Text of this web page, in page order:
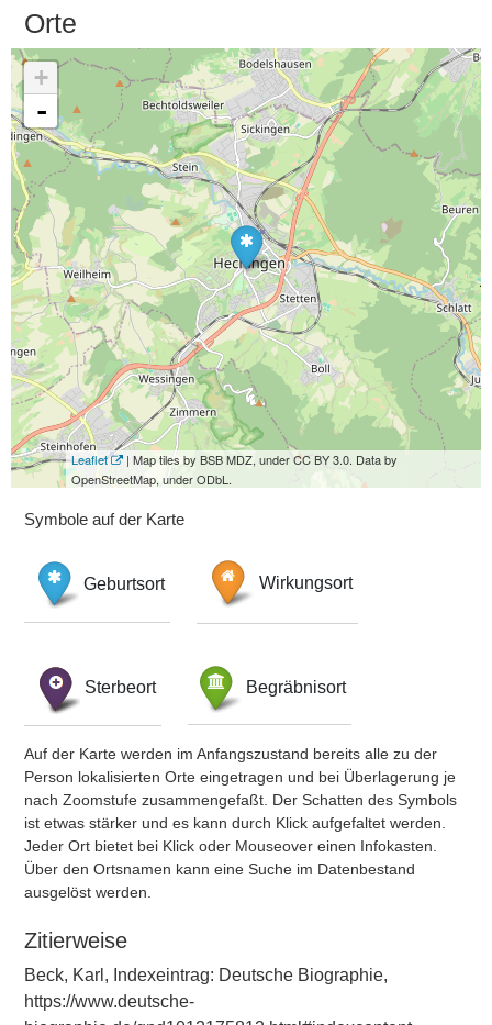
Orte
+
-
Leaflet
| Map tiles by BSB MDZ, under CC BY 3.0. Data by
OpenStreetMap, under ODbL.
Symbole auf der Karte
Geburtsort Wirkungsort
Sterbeort Begräbnisort
Auf der Karte werden im Anfangszustand bereits alle zu der
Person lokalisierten Orte eingetragen und bei Überlagerung je
nach Zoomstufe zusammengefaßt. Der Schatten des Symbols
ist etwas stärker und es kann durch Klick aufgefaltet werden.
Jeder Ort bietet bei Klick oder Mouseover einen Infokasten.
Über den Ortsnamen kann eine Suche im Datenbestand
ausgelöst werden.
Zitierweise
Beck, Karl, Indexeintrag: Deutsche Biographie,
https://www.deutsche-